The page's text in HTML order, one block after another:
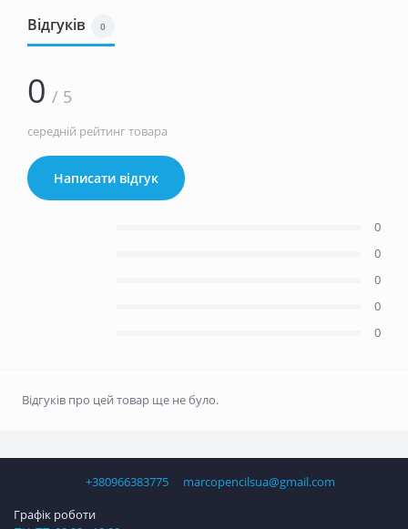
Відгуків 0
0 / 5
середній рейтинг товара
Написати відгук
0
0
0
0
0
Відгуків про цей товар ще не було.
+380966383775
marcopencilsua@gmail.com
Графік роботи